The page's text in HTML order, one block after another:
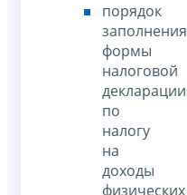
порядок
заполнения
формы
налоговой
декларации
по
налогу
на
доходы
физических